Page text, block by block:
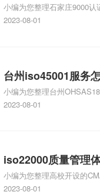
家庄9000认证的公
小编为您整理石家庄9000认
庄9000认证价格多少钱、石
2023-08-01
台州iso45001服务
台州iso45001认证
费
小编为您整理台州
心哪家收费便宜、台州
标准是什么相关iso体系认证
查看下方正文！
2023-08-01
iso22000质量管理
向，质量管理与认
小编为您整理高校开设的
就业前景及就业方向如何、
2023-08-01